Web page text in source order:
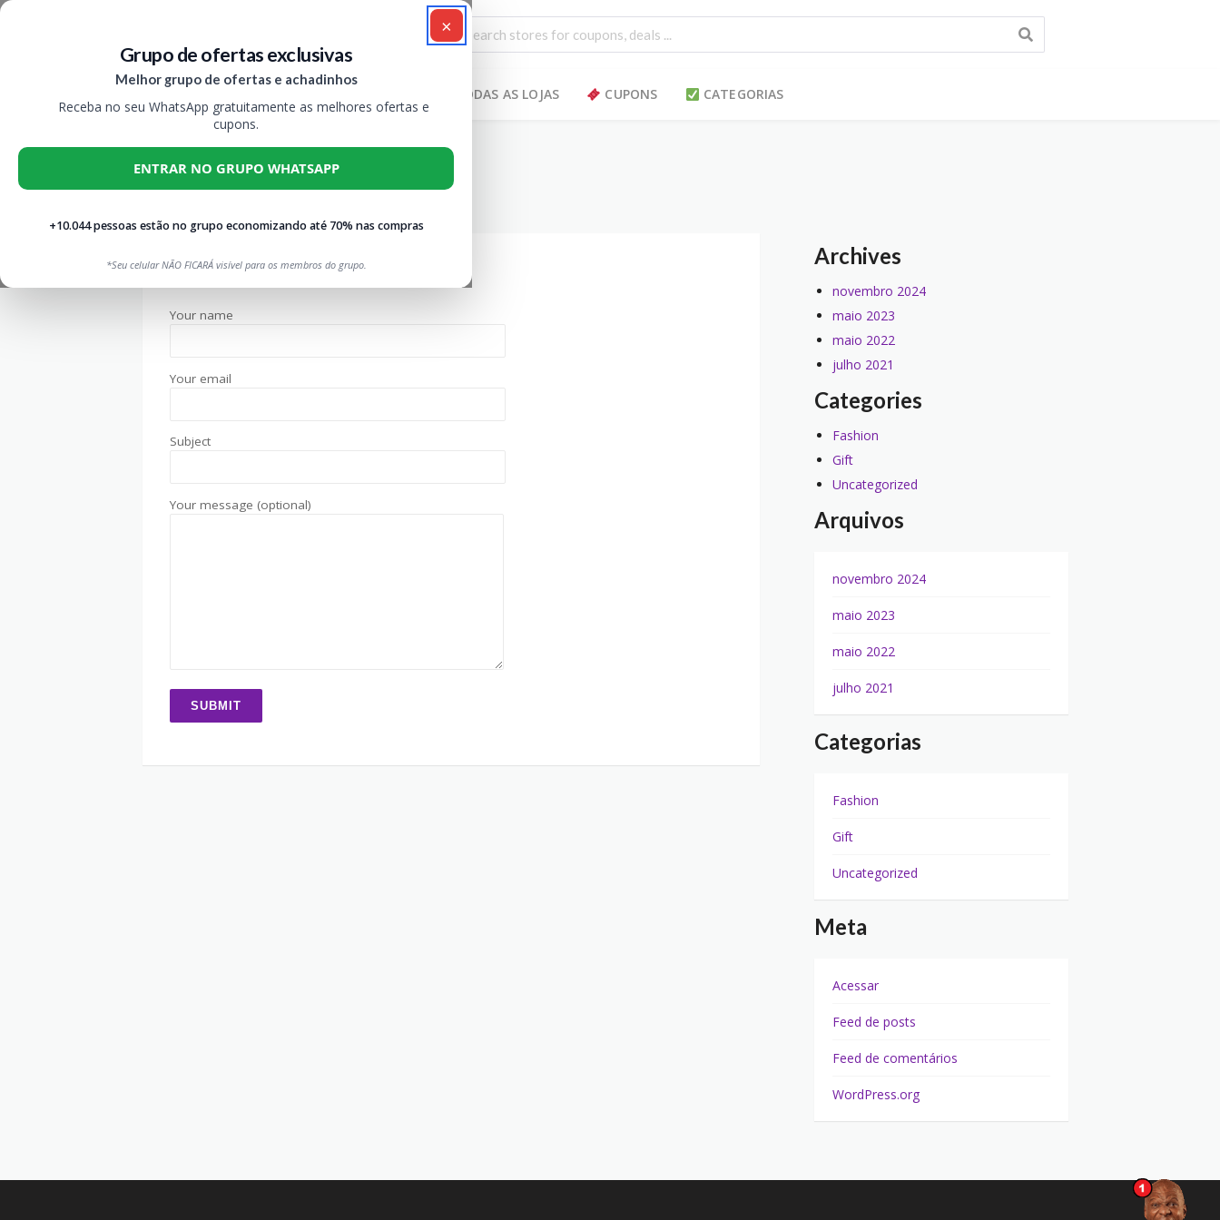
×
Grupo de ofertas exclusivas
Melhor grupo de ofertas e achadinhos
Receba no seu WhatsApp gratuitamente as melhores ofertas e
cupons.
ENTRAR NO GRUPO WHATSAPP
+10.044 pessoas estão no grupo economizando até 70% nas compras
*Seu celular NÃO FICARÁ visível para os membros do grupo.
TODAS AS LOJAS CUPONS CATEGORIAS
Contact US
VIVA CUPOM>CONTACT US
2 votes )
Your name
Your email
Subject
Your message (optional)
Archives
novembro 2024
maio 2023
maio 2022
julho 2021
Categories
Fashion
Gift
Uncategorized
Arquivos
novembro 2024
maio 2023
maio 2022
julho 2021
Categorias
Fashion
Gift
Uncategorized
Meta
Acessar
Feed de posts
Feed de comentários
WordPress.org